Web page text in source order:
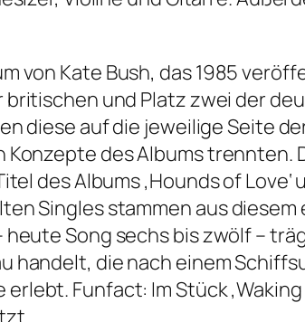
von Kate Bush, das 1985
und Platz zwei der
diese auf die jeweilige Seite
des Albums trennten.
des Albums ‚Hounds of
Singles stammen aus
Song sechs bis zwölf –
handelt, die nach einem
Funfact: Im Stück